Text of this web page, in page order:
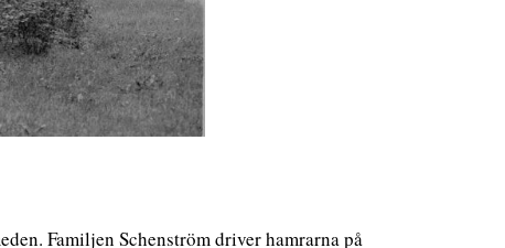
Familjen Schenström driver hamrarna på